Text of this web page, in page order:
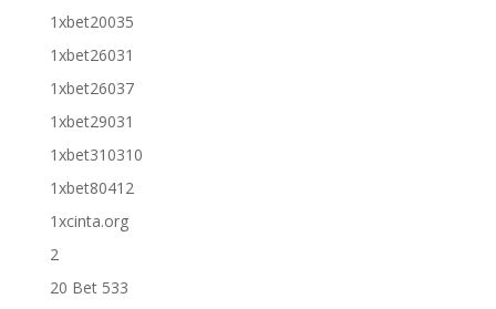
1xbet20035
1xbet26031
1xbet26037
1xbet29031
1xbet310310
1xbet80412
1xcinta.org
2
20 Bet 533